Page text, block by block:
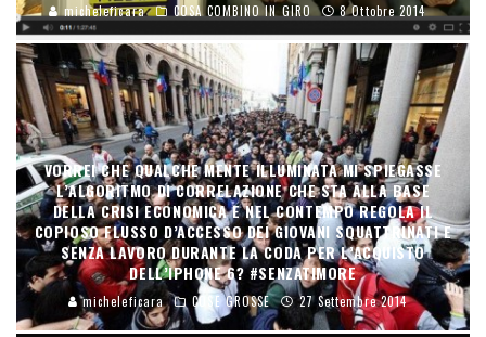
micheleficara COSA COMBINO IN GIRO 8 Ottobre 2014
VORREI CHE QUALCHE MENTE ILLUMINATA MI SPIEGASSE
L’ALGORITMO DI CORRELAZIONE CHE STA ALLA BASE
DELLA CRISI ECONOMICA E NEL CONTEMPO REGOLA IL
COPIOSO FLUSSO D’ACCESSO DEI GIOVANI SQUATTRINATI E
SENZA LAVORO DURANTE LA CODA PER L’ACQUISTO
DELL’IPHONE 6? #SENZATIMORE
micheleficara COSE GROSSE 27 Settembre 2014